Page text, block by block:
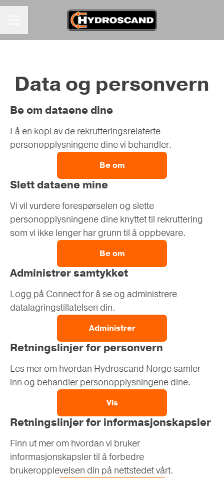
Data og personvern
Be om dataene dine
Få en kopi av de rekrutteringsrelaterte
personopplysningene dine vi behandler.
Be om
Slett dataene mine
Vi vil vurdere forespørselen og slette
personopplysningene dine knyttet til rekruttering
som vi ikke lenger har grunn til å oppbevare.
Be om
Administrer samtykket
Logg på Connect for å se og administrere
datalagringstillatelsen din.
Administrer
Retningslinjer for personvern
Les mer om hvordan Hydroscand Norge samler
inn og behandler personopplysningene dine.
Vis
Retningslinjer for informasjonskapsler
Finn ut mer om hvordan vi bruker
informasjonskapsler til å forbedre
brukeropplevelsen din på nettstedet vårt.